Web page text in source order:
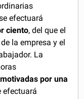
efectuará
ciento, del que el
la empresa y el
La
por una
efectuará